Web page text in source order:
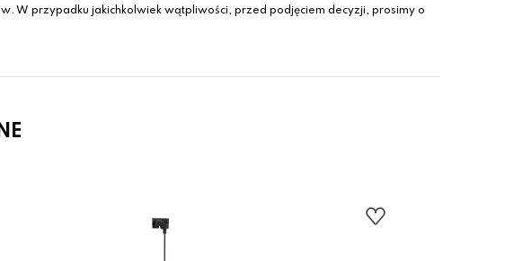
W przypadku jakichkolwiek wątpliwości, przed podjęciem decyzji, prosimy o